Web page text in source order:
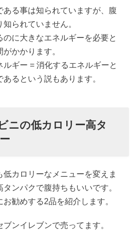
ある事は知られていますが、腹
られていません。
のに大きなエネルギーを必要と
かかります。
ギー = 消化するエネルギーと
るという説もあります。
ニの低カロリー高タ
カロリーなメニューを変えま
ンパクで腹持ちもいいです。
勧めする2品を紹介します。
ンイレブンで売ってます。